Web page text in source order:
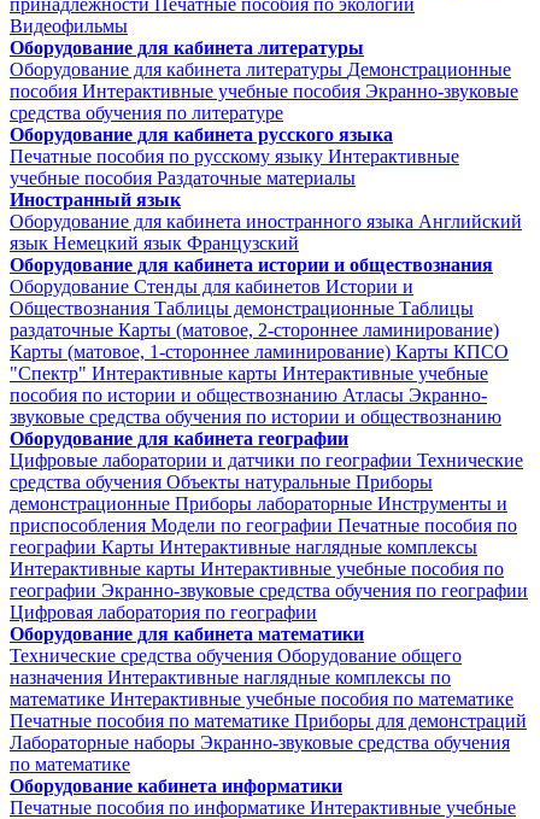
принадлежности Печатные пособия по экологии
Видеофильмы
Оборудование для кабинета литературы
Оборудование для кабинета литературы Демонстрационные
пособия Интерактивные учебные пособия Экранно-звуковые
средства обучения по литературе
Оборудование для кабинета русского языка
Печатные пособия по русскому языку Интерактивные
учебные пособия Раздаточные материалы
Иностранный язык
Оборудование для кабинета иностранного языка Английский
язык Немецкий язык Французский
Оборудование для кабинета истории и обществознания
Оборудование Стенды для кабинетов Истории и
Обществознания Таблицы демонстрационные Таблицы
раздаточные Карты (матовое, 2-стороннее ламинирование)
Карты (матовое, 1-стороннее ламинирование) Карты КПСО
"Спектр" Интерактивные карты Интерактивные учебные
пособия по истории и обществознанию Атласы Экранно-
звуковые средства обучения по истории и обществознанию
Оборудование для кабинета географии
Цифровые лаборатории и датчики по географии Технические
средства обучения Объекты натуральные Приборы
демонстрационные Приборы лабораторные Инструменты и
приспособления Модели по географии Печатные пособия по
географии Карты Интерактивные наглядные комплексы
Интерактивные карты Интерактивные учебные пособия по
географии Экранно-звуковые средства обучения по географии
Цифровая лаборатория по географии
Оборудование для кабинета математики
Технические средства обучения Оборудование общего
назначения Интерактивные наглядные комплексы по
математике Интерактивные учебные пособия по математике
Печатные пособия по математике Приборы для демонстраций
Лабораторные наборы Экранно-звуковые средства обучения
по математике
Оборудование кабинета информатики
Печатные пособия по информатике Интерактивные учебные